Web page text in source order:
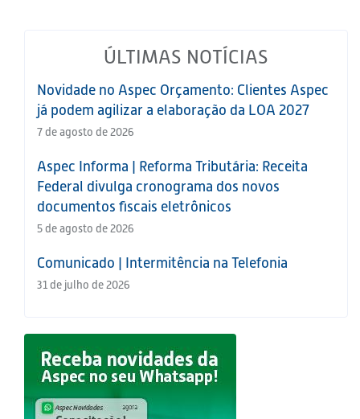
ÚLTIMAS NOTÍCIAS
Novidade no Aspec Orçamento: Clientes Aspec
já podem agilizar a elaboração da LOA 2027
7 de agosto de 2026
Aspec Informa | Reforma Tributária: Receita
Federal divulga cronograma dos novos
documentos fiscais eletrônicos
5 de agosto de 2026
Comunicado | Intermitência na Telefonia
31 de julho de 2026